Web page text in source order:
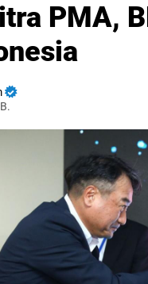
PMA,